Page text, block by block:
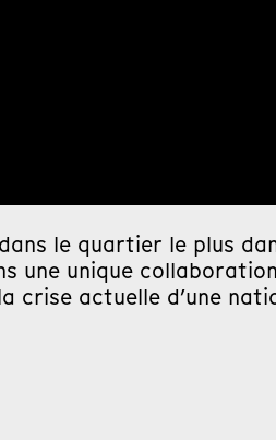
le quartier le plus
une unique
crise actuelle d’une